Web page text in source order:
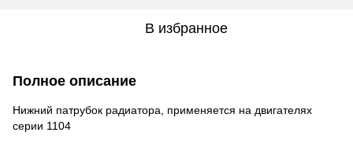
В избранное
Полное описание
Нижний патрубок радиатора, применяется на двигателях
серии 1104